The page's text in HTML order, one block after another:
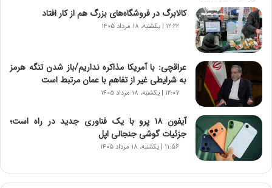
ر
ا
ن‌
خ
و
د
ر
و
ب
ی
ت
و
کالابرگ در فروشگاه‌های بزرگ هم از کار افتاد
۱۲:۲۲ | یکشنبه، ۱۸ مرداد ۱۴۰۵
عراقچی: با آمریکا مذاکره نداریم/باز شدن تنگه هرمز
به شرایطی غیر از تفاهم با عمان مرتبط است
۱۲:۰۷ | یکشنبه، ۱۸ مرداد ۱۴۰۵
آیفون ۱۸ پرو با یک فناوری جدید در راه است؛
جزئیات گوشی جنجالی اپل
۱۱:۵۶ | یکشنبه، ۱۸ مرداد ۱۴۰۵